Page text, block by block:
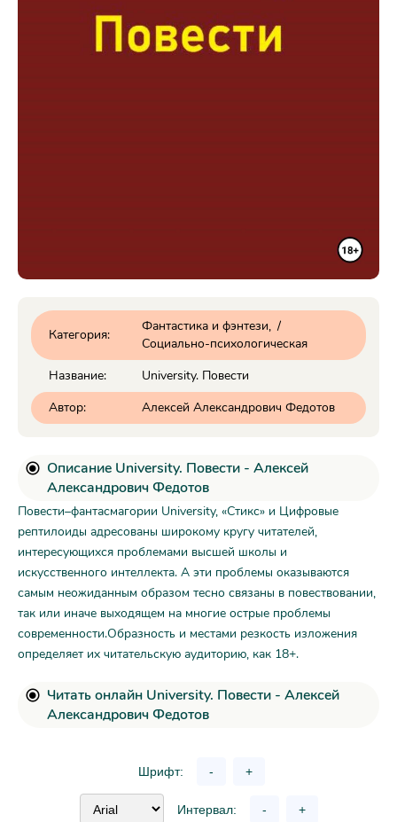
Категория:
Фантастика и фэнтези /
Социально-психологическая
Название:
University. Повести
Автор:
Алексей Александрович Федотов
Описание University. Повести - Алексей
Александрович Федотов
Повести–фантасмагории University, «Стикс» и Цифровые
рептилоиды адресованы широкому кругу читателей,
интересующихся проблемами высшей школы и
искусственного интеллекта. А эти проблемы оказываются
самым неожиданным образом тесно связаны в повествовании,
так или иначе выходящем на многие острые проблемы
современности.Образность и местами резкость изложения
определяет их читательскую аудиторию, как 18+.
Читать онлайн University. Повести - Алексей
Александрович Федотов
Шрифт: - +
Интервал: - +